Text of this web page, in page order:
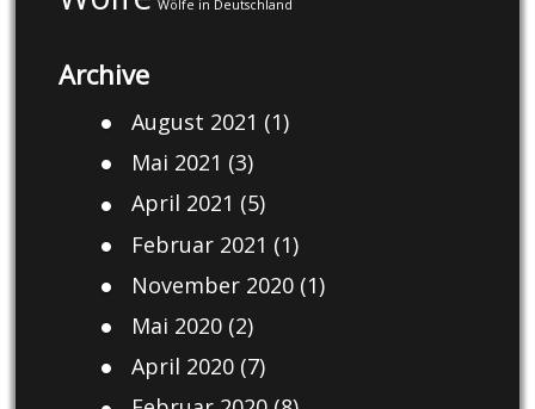
Wölfe in Deutschland
Archive
August 2021 (1)
Mai 2021 (3)
April 2021 (5)
Februar 2021 (1)
November 2020(1)
Mai 2020(2)
April 2020(7)